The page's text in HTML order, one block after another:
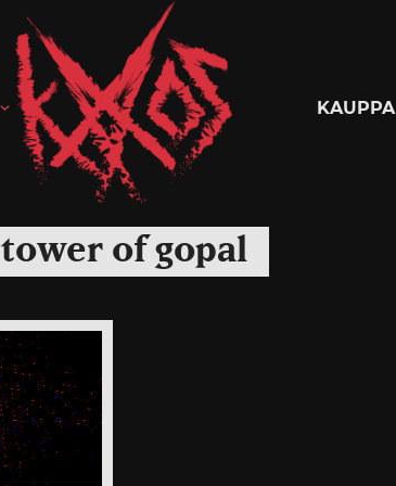
Kaaoszine KAUPPA
tower of gopal